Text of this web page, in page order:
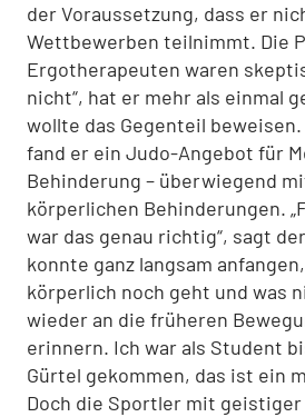
der Voraussetzung, dass er
Wettbewerben teilnimmt. Die
Ergotherapeuten waren
nicht“, hat er mehr als einmal
wollte das Gegenteil
fand er ein Judo-Angebot für
Behinderung – überwiegend
körperlichen Behinderungen.
war das genau richtig“, sagt
konnte ganz langsam
körperlich noch geht und was
wieder an die früheren
erinnern. Ich war als Student
Gürtel gekommen, das ist ein
Doch die Sportler mit